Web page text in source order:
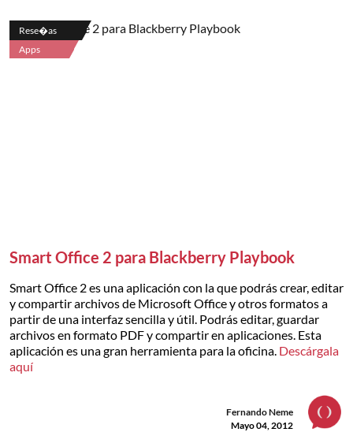
Rese�as
Apps
Smart Office 2 para Blackberry Playbook
Smart Office 2 es una aplicación con la que podrás crear, editar
y compartir archivos de Microsoft Office y otros formatos a
partir de una interfaz sencilla y útil. Podrás editar, guardar
archivos en formato PDF y compartir en aplicaciones. Esta
aplicación es una gran herramienta para la oficina. Descárgala
aquí
Fernando Neme
Mayo 04, 2012